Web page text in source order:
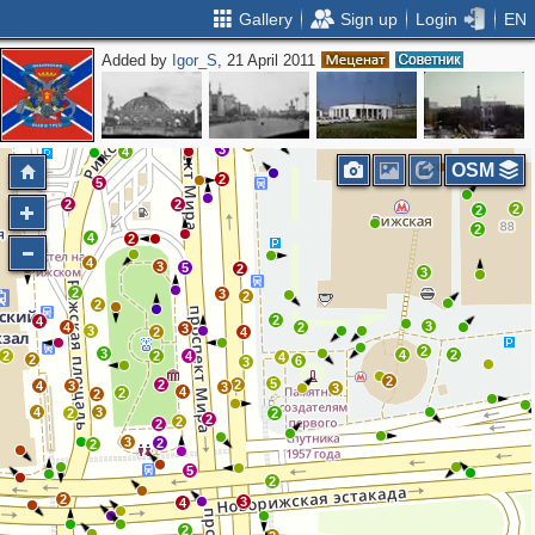
Gallery Sign up Login EN
Added by Igor_S, 21 April 2011
2
2
4
2
3
3
2
2
4
2
5
4
2
2
4
2
2
4
4
2 2
2 2
4
2
3
2
6
4
4
3
2
3 5
2
2
2
3
4
2
5
2
2
3
2
2
3
2
2
4
4
2
3
3
3
4
2
4
2
2 3
3 5
2
2
3
2
2 3
3
2
2 2
3
2
2
OSM